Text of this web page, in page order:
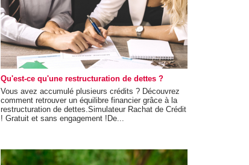
Qu'est-ce qu'une restructuration de dettes ?
Vous avez accumulé plusieurs crédits ? Découvrez
comment retrouver un équilibre financier grâce à la
restructuration de dettes.Simulateur Rachat de Crédit
! Gratuit et sans engagement !De...